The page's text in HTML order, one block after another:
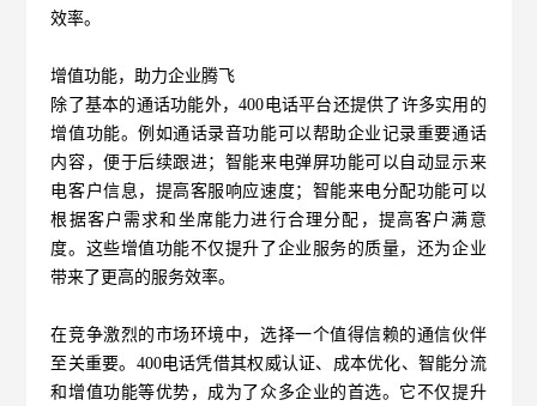
效率。
增值功能，助力企业腾飞
除了基本的通话功能外，400电话平台还提供了许多实用的
增值功能。例如通话录音功能可以帮助企业记录重要通话
内容，便于后续跟进；智能来电弹屏功能可以自动显示来
电客户信息，提高客服响应速度；智能来电分配功能可以
根据客户需求和坐席能力进行合理分配，提高客户满意
度。这些增值功能不仅提升了企业服务的质量，还为企业
带来了更高的服务效率。
在竞争激烈的市场环境中，选择一个值得信赖的通信伙伴
至关重要。400电话凭借其权威认证、成本优化、智能分流
和增值功能等优势，成为了众多企业的首选。它不仅提升